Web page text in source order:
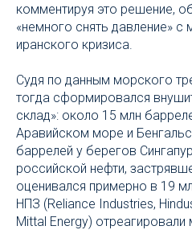
комментируя это решение,
«немного снять давление»
иранского кризиса.
Судя по данным морского
тогда сформировался
склад»: около 15 млн
Аравийском море и
баррелей у берегов
российской нефти,
оценивался примерно в 19
НПЗ (Reliance Industries,
Mittal Energy) отреагировали